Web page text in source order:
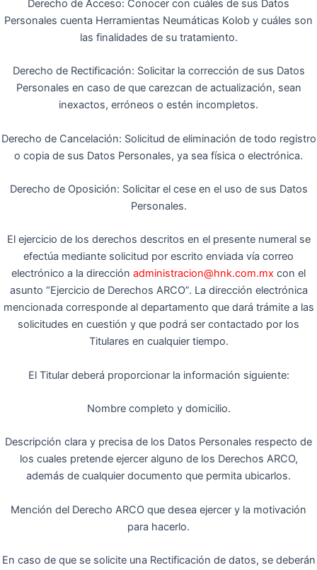
Derecho de Acceso: Conocer con cuáles de sus Datos
Personales cuenta Herramientas Neumáticas Kolob y cuáles son
las finalidades de su tratamiento.
Derecho de Rectificación: Solicitar la corrección de sus Datos
Personales en caso de que carezcan de actualización, sean
inexactos, erróneos o estén incompletos.
Derecho de Cancelación: Solicitud de eliminación de todo registro
o copia de sus Datos Personales, ya sea física o electrónica.
Derecho de Oposición: Solicitar el cese en el uso de sus Datos
Personales.
El ejercicio de los derechos descritos en el presente numeral se
efectúa mediante solicitud por escrito enviada vía correo
electrónico a la dirección administracion@hnk.com.mx con el
asunto “Ejercicio de Derechos ARCO”. La dirección electrónica
mencionada corresponde al departamento que dará trámite a las
solicitudes en cuestión y que podrá ser contactado por los
Titulares en cualquier tiempo.
El Titular deberá proporcionar la información siguiente:
Nombre completo y domicilio.
Descripción clara y precisa de los Datos Personales respecto de
los cuales pretende ejercer alguno de los Derechos ARCO,
además de cualquier documento que permita ubicarlos.
Mención del Derecho ARCO que desea ejercer y la motivación
para hacerlo.
En caso de que se solicite una Rectificación de datos, se deberán